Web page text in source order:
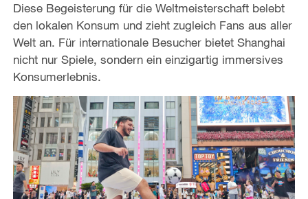
Diese Begeisterung für die Weltmeisterschaft belebt
den lokalen Konsum und zieht zugleich Fans aus aller
Welt an. Für internationale Besucher bietet Shanghai
nicht nur Spiele, sondern ein einzigartig immersives
Konsumerlebnis.